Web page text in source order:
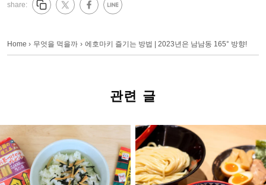
share:
Home › 무엇을 먹을까 › 에호마키 즐기는 방법 | 2023년은 남남동 165° 방향!
관련 글